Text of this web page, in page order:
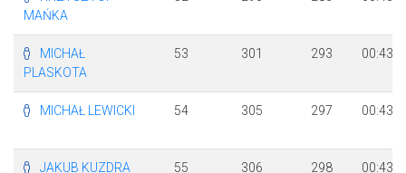
MAŃKA
MICHAŁ
PLASKOTA
53 301 293
MICHAŁ LEWICKI 54 305 297
JAKUB KUZDRA 55 306 298